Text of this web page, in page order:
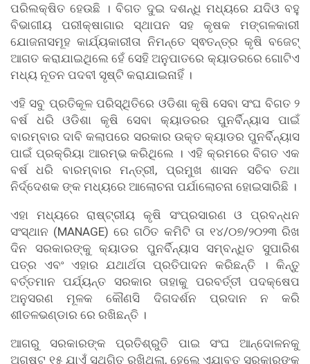
ପରିଲକ୍ଷିତ ହେଉଛି । ବିଗତ ଦୁଇ ଦଶନ୍ଧି ମଧ୍ୟରେ ଯଦିଓ ବହୁ
ବିଭାଗୀୟ ପରୀକ୍ଷାଗାର ସ୍ଥାପନ ସହ କୃଷକ ମଙ୍ଗଳକାରୀ
ଯୋଜନାସମୂହ କାର୍ଯ୍ୟକାରୀତା ନିମନ୍ତେ ସ୍ଵତନ୍ତ୍ର କୃଷି ବଜେଟ୍
ଆଗତ କରାଯାଇଥିଲେ ହେଁ ସେହି ଅନୁପାତରେ କ୍ୟାଡରରେ ଗୋଟିଏ
ମଧ୍ୟ ନୂତନ ପଦବୀ ସୃଷ୍ଟି କରାଯାଇନାହିଁ ।
ଏହି ସବୁ ପ୍ରତିକୂଳ ପରିସ୍ଥିତିରେ ଓଡିଶା କୃଷି ସେବା ସଂଘ ବିଗତ ୨
ବର୍ଷ ଧରି ଓଡିଶା କୃଷି ସେବା କ୍ୟାଡରର ପୁନର୍ବିନ୍ୟାସ ପାଇଁ
ବାରମ୍ବାର ଦାବି କଲାପରେ ସରକାର ଉକ୍ତ କ୍ୟାଡର ପୁନର୍ବିନ୍ୟାସ
ପାଇଁ ପ୍ରକ୍ରିୟା ଆରମ୍ଭ କରିଥିଲେ । ଏହି କ୍ରମରେ ବିଗତ ଏକ
ବର୍ଷ ଧରି ବାରମ୍ବାର ମନ୍ତ୍ରୀ, ପ୍ରମୁଖ ଶାସନ ସଚିବ ତଥା
ନିର୍ଦ୍ଦେଶକ ଙ୍କ ମଧ୍ୟରେ ଆଲୋଚନା ପର୍ଯାଲୋଚନା ହୋଇସାରିଛି ।
ଏହା ମଧ୍ୟରେ ରାଷ୍ଟ୍ରୀୟ କୃଷି ସଂପ୍ରସାରଣ ଓ ପ୍ରବନ୍ଧନ
ସଂସ୍ଥାନ (MANAGE) ରେ ଗଠିତ କମିଟି ତା ୧୪/୦୭/୨୦୨୩ ରିଖ
ଦିନ ସରକାରଙ୍କୁ କ୍ୟାଡର ପୁନର୍ବିନ୍ୟାସ ସମ୍ବନ୍ଧିତ ସୁପାରିଶ
ପତ୍ର ଏବଂ ଏହାର ଯଥାର୍ଥତା ପ୍ରତିପାଦନ କରିଛନ୍ତି । କିନ୍ତୁ
ବର୍ତ୍ତମାନ ପର୍ଯ୍ୟନ୍ତ ସରକାର ତାହାକୁ ପରବର୍ତ୍ତୀ ପଦକ୍ଷେପ
ଅନୁସରଣ ମୂଳକ କୌଣସି ଦିଗଦର୍ଶନ ପ୍ରଦାନ ନ କରି
ଶୀତଳଭଣ୍ଡାର ରେ ରଖିଛନ୍ତି ।
ଆଗରୁ ସରକାରଙ୍କ ପ୍ରତିଶ୍ରୁତି ପାଇ ସଂଘ ଆନ୍ଦୋଳନକୁ
ଅଗଷ୍ଟ ୧୫ ଯାଏଁ ସ୍ଥଗିତ ରଖିଥିଲା, ହେଲେ ଏଯାବତ୍ ସରକାରଙ୍କ